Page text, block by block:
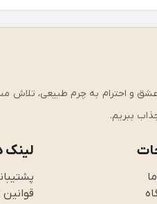
وارد شوید!، از سال ۱۴۰۱ تاکنون، برند اوال با عشق
ببریم.
لینک